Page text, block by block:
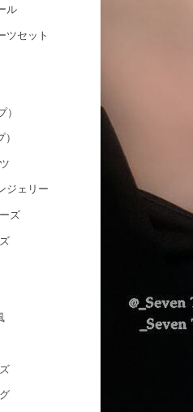
ル
ツセット
）
ジェリー
ズ